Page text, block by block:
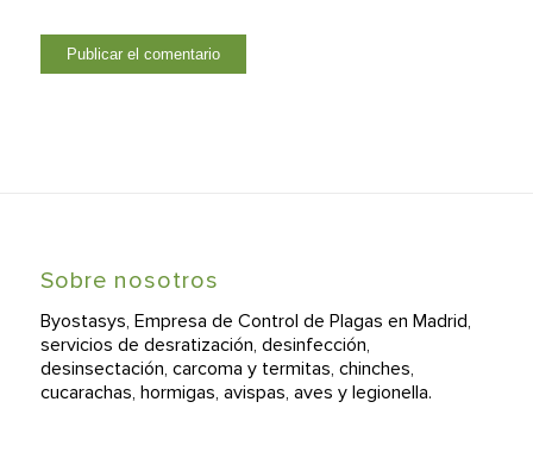
Sobre nosotros
Byostasys, Empresa de Control de Plagas en Madrid,
servicios de desratización, desinfección,
desinsectación, carcoma y termitas, chinches,
cucarachas, hormigas, avispas, aves y legionella.